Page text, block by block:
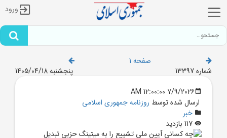
ورود
صفحه 1
شماره 13397
پنجشنبه 1405/04/18
7/9/2026 12:00:00 AM
ارسال شده توسط روزنامه جمهوری اسلامی
خبر